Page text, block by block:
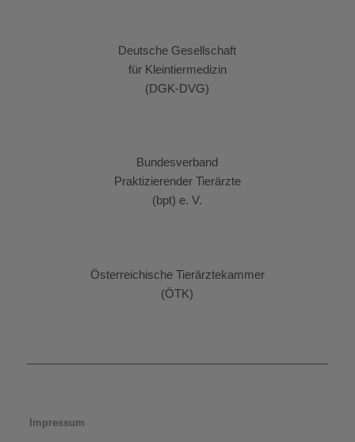
Deutsche Gesellschaft
für Kleintiermedizin
(DGK-DVG)
Bundesverband
Praktizierender Tierärzte
(bpt) e. V.
Österreichische Tierärztekammer
(ÖTK)
Impressum